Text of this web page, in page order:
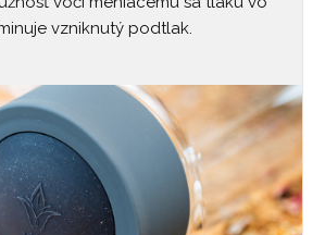
vzniknutý podtlak.